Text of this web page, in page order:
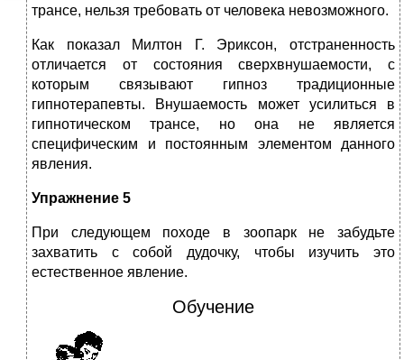
трансе, нельзя требовать от человека невозможного.
Как показал Милтон Г. Эриксон, отстраненность
отличается от состояния сверхвнушаемости, с
которым связывают гипноз традиционные
гипнотерапевты. Внушаемость может усилиться в
гипнотическом трансе, но она не является
специфическим и постоянным элементом данного
явления.
Упражнение 5
При следующем походе в зоопарк не забудьте
захватить с собой дудочку, чтобы изучить это
естественное явление.
Обучение